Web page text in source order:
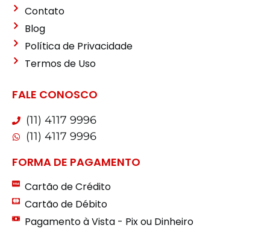
Contato
Blog
Política de Privacidade
Termos de Uso
FALE CONOSCO
(11) 4117 9996
(11) 4117 9996
FORMA DE PAGAMENTO
Cartão de Crédito
Cartão de Débito
Pagamento à Vista - Pix ou Dinheiro